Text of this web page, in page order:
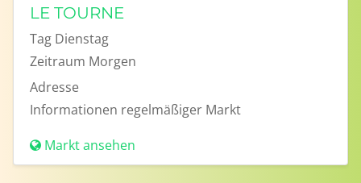
LE TOURNE
Tag Dienstag
Zeitraum Morgen
Adresse
Informationen regelmäßiger Markt
Markt ansehen